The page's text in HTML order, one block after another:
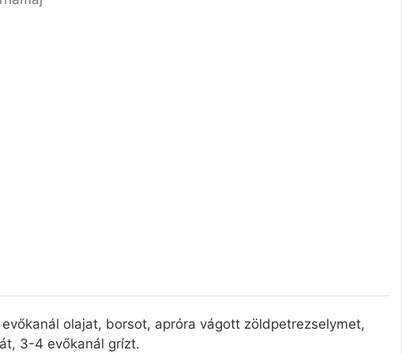
olajat, borsot, apróra vágott zöldpetrezselymet,
3-4 evőkanál grízt.